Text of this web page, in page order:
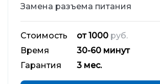
Замена разъема питания
Стоимость от 1000 руб.
Время
30-60 минут
Гарантия
3 мес.